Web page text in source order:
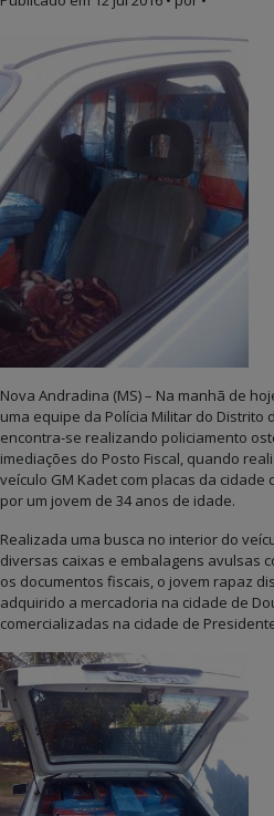
Nova Andradina (MS) – Na manhã de
uma equipe da Polícia Militar do Distrito
encontra-se realizando policiamento
imediações do Posto Fiscal, quando
veículo GM Kadet com placas da cidade
por um jovem de 34 anos de idade.
Realizada uma busca no interior do
diversas caixas e embalagens avulsas
os documentos fiscais, o jovem rapaz
adquirido a mercadoria na cidade de
comercializadas na cidade de